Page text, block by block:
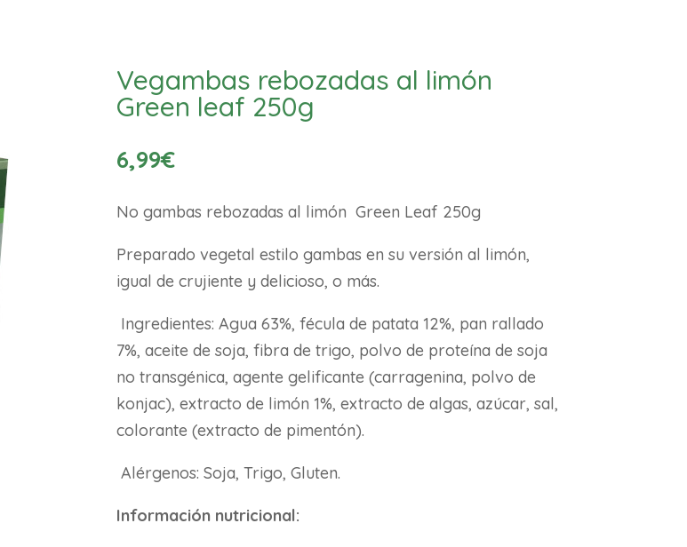
Vegambas rebozadas al limón
Green leaf 250g
6,99€
No gambas rebozadas al limón Green Leaf 250g
Preparado vegetal estilo gambas en su versión al limón,
igual de crujiente y delicioso, o más.
Ingredientes: Agua 63%, fécula de patata 12%, pan rallado
7%, aceite de soja, fibra de trigo, polvo de proteína de soja
no transgénica, agente gelificante (carragenina, polvo de
konjac), extracto de limón 1%, extracto de algas, azúcar, sal,
colorante (extracto de pimentón).
Alérgenos: Soja, Trigo, Gluten.
Información nutricional: